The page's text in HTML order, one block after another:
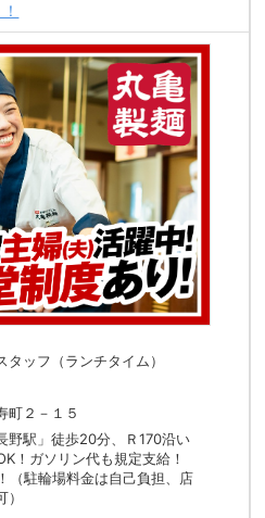
タッフ（ランチタイム）
町２－１５
野駅」徒歩20分、Ｒ170沿い
！ガソリン代も規定支給！
（駐輪場料金は自己負担、店